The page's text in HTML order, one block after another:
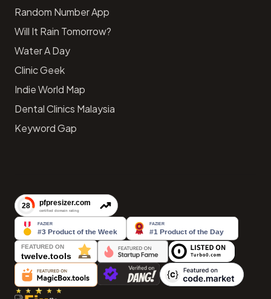
Random Number App
Will It Rain Tomorrow?
Water A Day
Clinic Geek
Indie World Map
Dental Clinics Malaysia
Keyword Gap